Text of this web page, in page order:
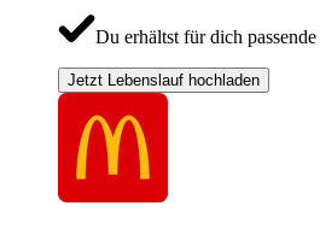
Du erhältst für dich
Jetzt Lebenslauf hochladen